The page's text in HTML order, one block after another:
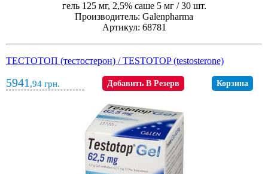
гель 125 мг, 2,5% саше 5 мг / 30 шт.
Производитель: Galenpharma
Артикул: 68781
ТЕСТОТОП (тестостерон) / TESTOTOP (testosterone)
5941 ,94 грн. Добавить В Резерв Корзина